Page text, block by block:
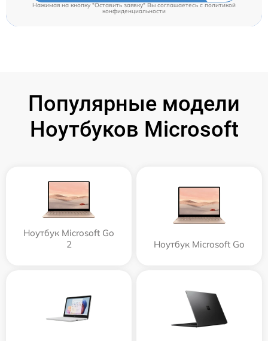
Нажимая на кнопку "Оставить заявку" Вы соглашаетесь cполитикой
конфиденциальности
Популярные модели
Ноутбуков Microsoft
Ноутбук Microsoft Go
2
Ноутбук Microsoft Go